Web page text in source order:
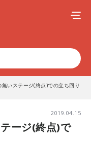
無いステージ(終点)での立ち回り
2019.04.15
ージ(終点)で